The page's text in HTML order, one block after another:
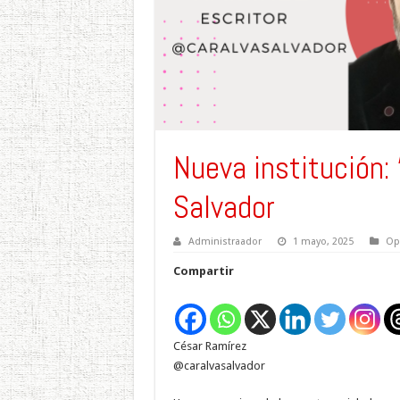
Nueva institución:
Salvador
Administraador 1 mayo, 2025
Compartir
César Ramírez
@caralvasalvador